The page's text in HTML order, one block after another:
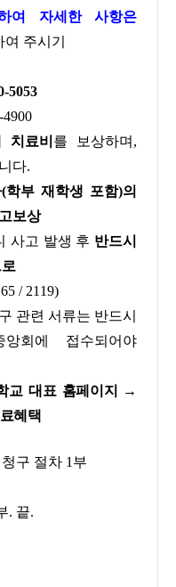
여 자세한 사항은
여 주시기
5053
치료비 를
보상하며,
다.
학부 재학생 포함)의
보상
사고 발생 후 반드시
/ 2119)
관련 서류는 반드시
회에 접수되어야
교 대표 홈페이지
→
혜택
구 절차 1부
. 끝.